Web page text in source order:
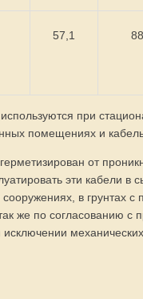
57,1
при
помещениях и
от
эти кабели в
в грунтах с
же по согласованию с